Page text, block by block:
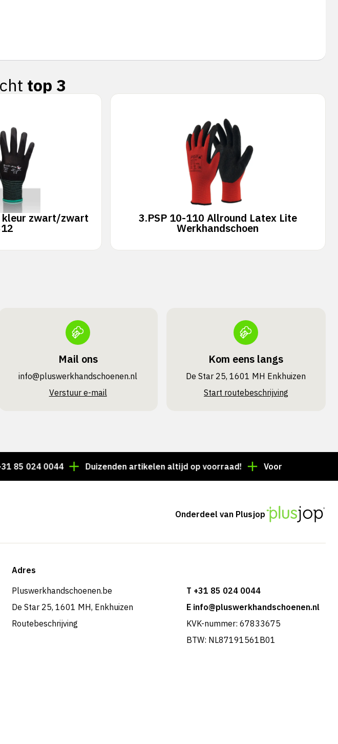
top 3
kleur zwart/zwart 3.PSP 10-110 Allround Latex Lite
Werkhandschoen
Mail ons
info@pluswerk­handschoenen.nl
Verstuur e-mail
Kom eens langs
De Star 25, 1601 MH Enkhuizen
Start routebeschrijving
024 0044 Duizenden artikelen altijd op voorraad! Voor 15:00 besteld =
Onderdeel van Plusjop
Adres
Pluswerkhandschoenen.be
De Star 25, 1601 MH, Enkhuizen
Routebeschrijving
T +31 85 024 0044
E info@pluswerkhandschoenen.nl
KVK-nummer: 67833675
BTW: NL87191561B01